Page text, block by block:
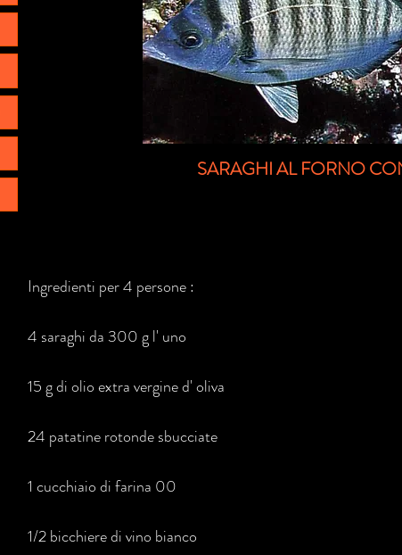
SARAGHI AL FORNO
Ingredienti per 4 persone :
4 saraghi da 300 g l' uno
15 g di olio extra vergine d' oliva
24 patatine rotonde sbucciate
1 cucchiaio di farina 00
1/2 bicchiere di vino bianco